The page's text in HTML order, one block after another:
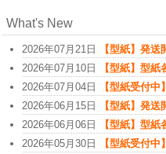
What's New
2026年07月21日
【型紙】発
2026年07月10日
【型紙】型
2026年07月04日
【型紙受付
2026年06月15日
【型紙】発
2026年06月06日
【型紙】型
2026年05月30日
【型紙受付